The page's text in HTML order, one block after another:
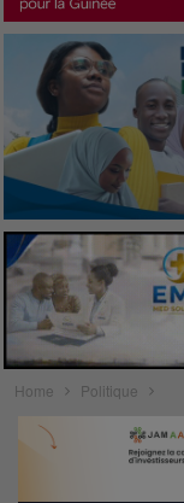
Home Politique